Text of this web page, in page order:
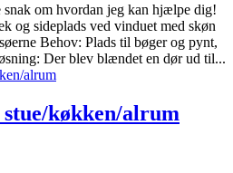
om hvordan jeg kan hjælpe dig!
og sideplads ved vinduet med skøn
Behov: Plads til bøger og pynt,
Der blev blændet en dør ud til...
køkken/alrum